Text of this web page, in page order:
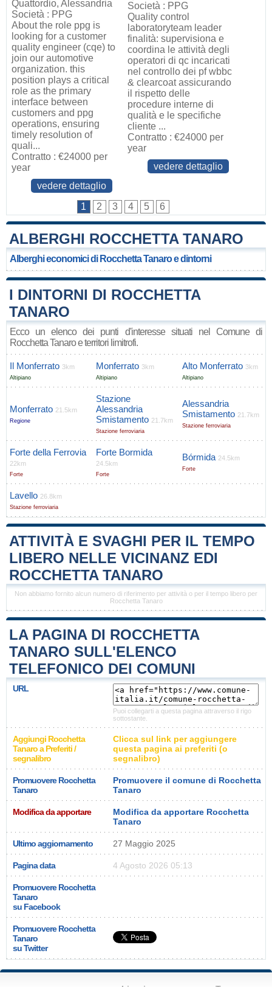
Quattordio, Alessandria
Società : PPG
About the role ppg is
looking for a customer
quality engineer (cqe) to
join our automotive
organization. this
position plays a critical
role as the primary
interface between
customers and ppg
operations, ensuring
timely resolution of
quali...
Contratto : €24000 per
year
vedere dettaglio
Società : PPG
Quality control
laboratoryteam leader
finalità: supervisiona e
coordina le attività degli
operatori di qc incaricati
nel controllo dei pf wbbc
& clearcoat assicurando
il rispetto delle
procedure interne di
qualità e le specifiche
cliente ...
Contratto : €24000 per
year
vedere dettaglio
1 2 3 4 5 6
ALBERGHI ROCCHETTA TANARO
Alberghi economici di Rocchetta Tanaro e dintorni
I DINTORNI DI ROCCHETTA
TANARO
Ecco un elenco dei punti d'interesse situati nel Comune di
Rocchetta Tanaro e territori limitrofi.
Il Monferrato 3km
Altipiano
Monferrato 3km
Altipiano
Alto Monferrato 3km
Altipiano
Monferrato 21.5km
Regione
Stazione
Alessandria
Smistamento 21.7km
Stazione ferroviaria
Alessandria
Smistamento 21.7km
Stazione ferroviaria
Forte della Ferrovia
22km
Forte
Forte Bormida
24.5km
Forte
Bórmida 24.5km
Forte
Lavello 26.8km
Stazione ferroviaria
ATTIVITÀ E SVAGHI PER IL TEMPO
LIBERO NELLE VICINANZ EDI
ROCCHETTA TANARO
Non abbiamo fornito alcun numero di riferimento per attività o per il tempo libero per
Rocchetta Tanaro
LA PAGINA DI ROCCHETTA
TANARO SULL'ELENCO
TELEFONICO DEI COMUNI
URL
Puoi collegarti a questa pagina attraverso il rigo
sottostante.
Aggiungi Rocchetta
Tanaro a Preferiti /
segnalibro
Clicca sul link per aggiungere
questa pagina ai preferiti (o
segnalibro)
Promuovere Rocchetta
Tanaro
Promuovere il comune di Rocchetta
Tanaro
Modifica da apportare
Modifica da apportare Rocchetta
Tanaro
Ultimo aggiornamento 27 Maggio 2025
Pagina data 4 Agosto 2026 05:13
Promuovere Rocchetta
Tanaro
su Facebook
Promuovere Rocchetta
Tanaro
su Twitter